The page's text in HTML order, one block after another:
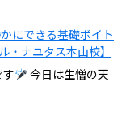
にできる基礎ボイト
・ナユタス本山校】
す
今日は生憎の天